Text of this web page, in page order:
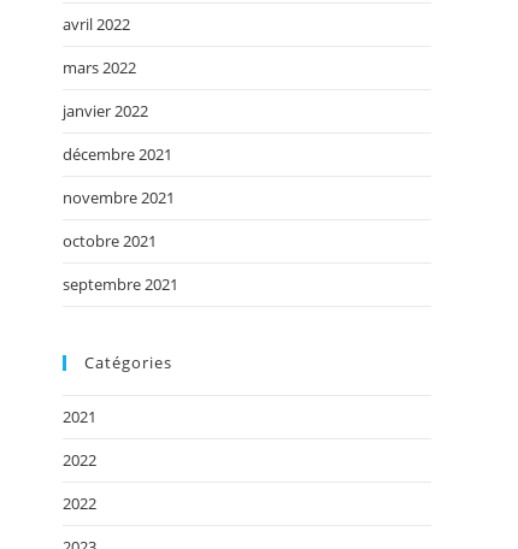
avril 2022
mars 2022
janvier 2022
décembre 2021
novembre 2021
octobre 2021
septembre 2021
Catégories
2021
2022
2022